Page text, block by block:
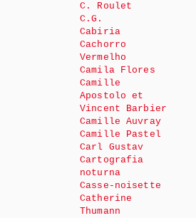
C. Roulet
C.G.
Cabiria
Cachorro
Vermelho
Camila Flores
Camille
Apostolo et
Vincent Barbier
Camille Auvray
Camille Pastel
Carl Gustav
Cartografia
noturna
Casse-noisette
Catherine
Thumann